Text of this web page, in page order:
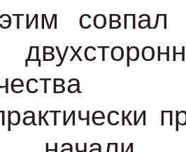
совпал